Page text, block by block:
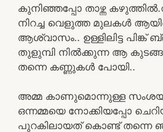
കുനിഞ്ഞപ്പോ താഴ്ന്ന
നിറച്ച വെളുത്ത മുലകൾ
ആശ്വാസം.. ഉള്ളിലിട്ട പിങ്ക്
തുളുമ്പി നിൽക്കുന്ന ആ
തന്നെ കണ്ണുകൾ പോയി..
അമ്മ കാണുമൊന്നുള്ള
ഒന്നമ്മയെ നോക്കിയപ്പോ
പുറകിലായത് കൊണ്ട് തന്നെ